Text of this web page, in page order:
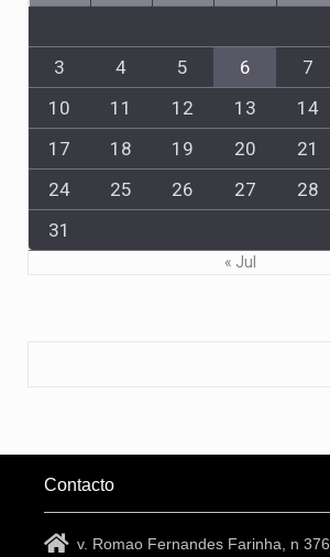
3
4 5 6 7
10
11 12 13 14
17
18 19 20 21
24
25 26 27 28
31
« Jul
Contacto
v. Romao Fernandes Farinha, n 376